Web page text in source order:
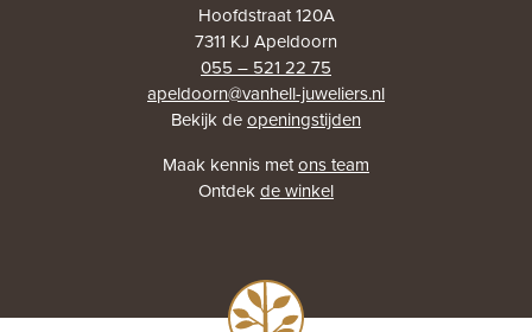
Hoofdstraat 120A
7311 KJ Apeldoorn
055 – 521 22 75
apeldoorn@vanhell-juweliers.nl
Bekijk deopeningstijden
Maak kennis metons team
Ontdekde winkel